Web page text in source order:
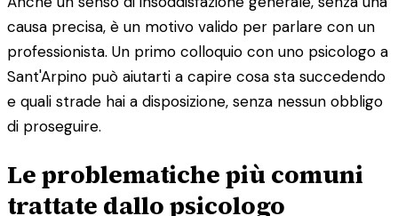
causa precisa, è un motivo valido per parlare con un
professionista. Un primo colloquio con uno psicologo a
Sant'Arpino può aiutarti a capire cosa sta succedendo
e quali strade hai a disposizione, senza nessun obbligo
di proseguire.
Le problematiche più comuni
trattate dallo psicologo